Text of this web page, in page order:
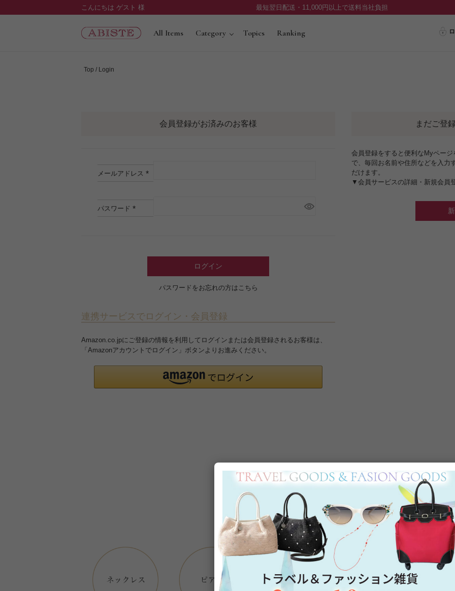
こんにちは ゲスト 様 最短翌日配送・11,000円以上で送料当社負担
All Items Category Topics Ranking
Top Login
会員登録がお済みのお客様
メールアドレス
パスワード
ログイン
パスワードをお忘れの方はこちら
連携サービスでログイン・会員登録
Amazon.co.jpにご登録の情報を利用してログインまたは会員登録されるお客様は、
「Amazonアカウントでログイン」ボタンよりお進みください。
まだご登
会員登録をすると便利なMyペー
で、毎回お名前や住所などを入力
だけます。
▼会員サービスの詳細・新規会員
Category
アイテムカテゴリー